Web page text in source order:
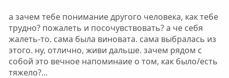
а зачем тебе понимание другого человека, как тебе
трудно? пожалеть и посочувствовать? а че себя
жалеть-то. сама была виновата. сама выбралась из
этого. ну, отлично, живи дальше. зачем рядом с
собой это вечное напоминаие о том, как было/есть
тяжело?...